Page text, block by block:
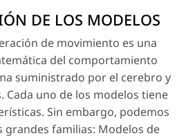
DE LOS MODELOS
de movimiento es una
del comportamiento
suministrado por el cerebro y
Cada uno de los modelos tiene
Sin embargo, podemos
grandes familias: Modelos de